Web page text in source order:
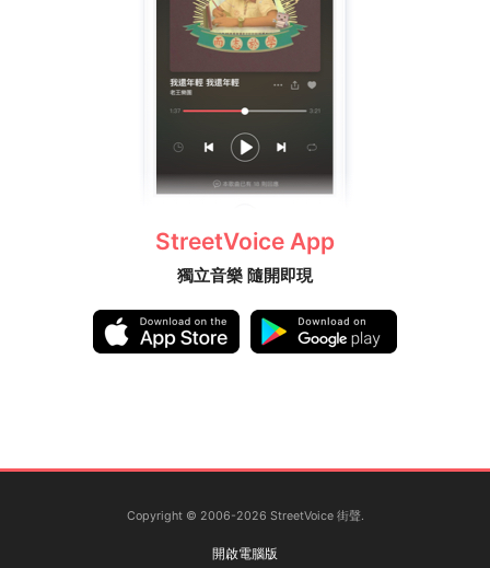
StreetVoice App
獨立音樂 隨開即現
Copyright © 2006-2026 StreetVoice 街聲.
開啟電腦版